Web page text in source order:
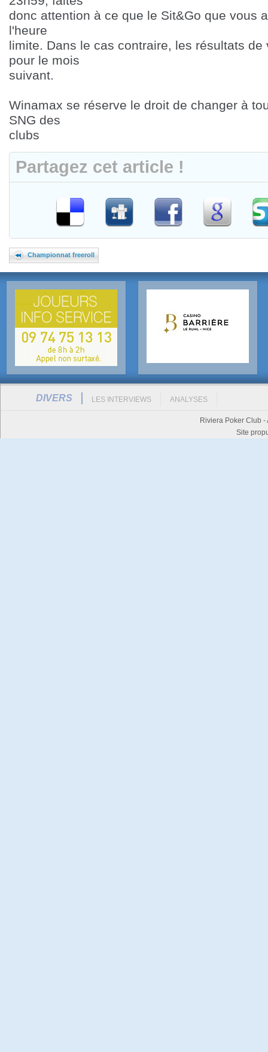
donc attention à ce que le Sit&Go que vous
l'heure
limite. Dans le cas contraire, les résultats
pour le mois
suivant.
Winamax se réserve le droit de changer à
SNG des
clubs
Partagez cet article !
Championnat freeroll
DIVERS LES INTERVIEWS ANALYSES
Riviera Poker Club
Site